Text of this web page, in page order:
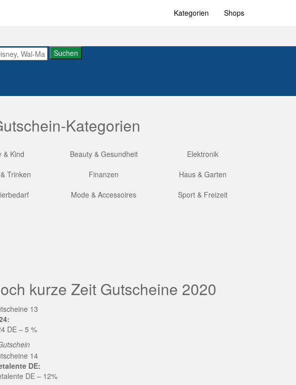
Kategorien Shops
Suchen
Kategorien
& Kind Beauty & Gesundheit
Elektronik
Trinken
Finanzen
Haus & Garten
Mode & Accessoires Sport & Freizeit
kurze Zeit Gutscheine 2020
DE – 5 %
DE:
DE – 12%